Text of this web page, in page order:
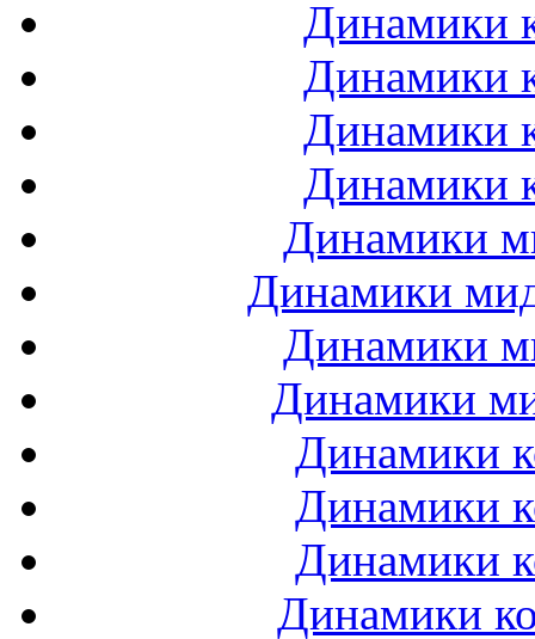
Динамики
Динамики
Динамики
Динамики
Динамики
Динамики
Динамики
Динамики
Динамики
Динамики
Динамики
Динамики